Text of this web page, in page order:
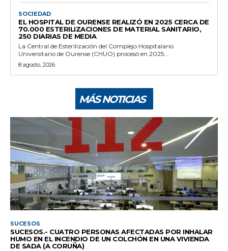
SOCIEDAD
EL HOSPITAL DE OURENSE REALIZÓ EN 2025 CERCA DE
70.000 ESTERILIZACIONES DE MATERIAL SANITARIO,
250 DIARIAS DE MEDIA
La Central de Esterilización del Complejo Hospitalario
Universitario de Ourense (CHUO) procesó en 2025...
8 agosto, 2026
MÁS NOTICIAS
SUCESOS
SUCESOS.- CUATRO PERSONAS AFECTADAS POR INHALAR
HUMO EN EL INCENDIO DE UN COLCHÓN EN UNA VIVIENDA
DE SADA (A CORUÑA)